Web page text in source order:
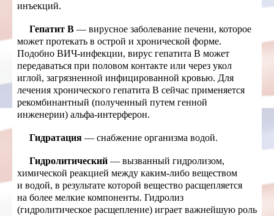
инъекций.
Гепатит В — вирусное заболевание печени, которое
может протекать в острой и хронической форме.
Подобно ВИЧ-инфекции, вирус гепатита В может
передаваться при половом контакте или через укол
иглой, загрязненной инфицированной кровью. Для
лечения хронического гепатита В сейчас применяется
рекомбинантный (полученный путем генной
инженерии) альфа-интерферон.
Гидратация — снабжение организма водой.
Гидролитический — вызванный гидролизом,
химической реакцией между каким-либо веществом
и водой, в результате которой вещество расщепляется
на более мелкие компоненты. Гидролиз
(гидролитическое расщепление) играет важнейшую роль